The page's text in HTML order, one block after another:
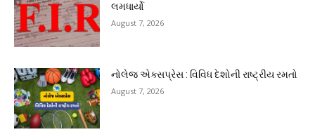
લમધાર્યો
August 7, 2026
નોલેજ એક્સપ્રેસ : વિવિધ દેશોની રાષ્ટ્રીય રમતો
August 7, 2026